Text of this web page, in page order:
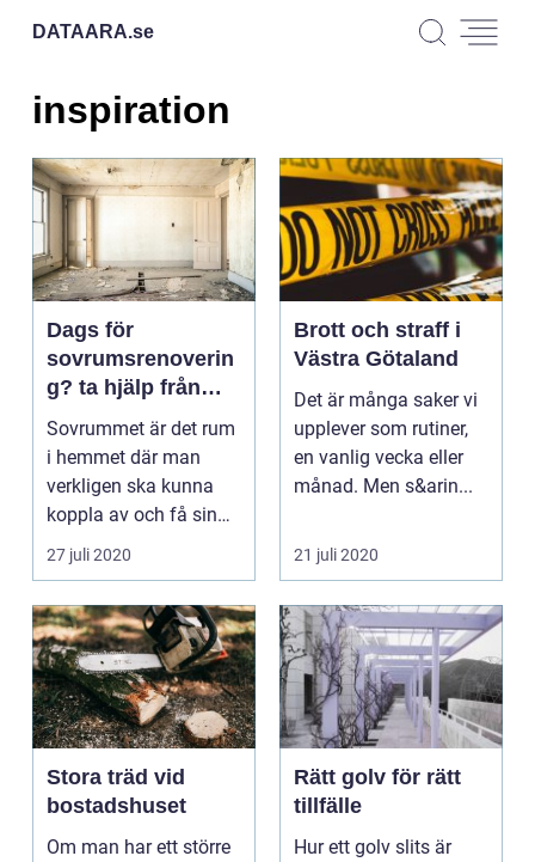
DATAARA.se
inspiration
Dags för
sovrumsrenoverin
g? ta hjälp från
byggföretag
Sovrummet är det rum
i hemmet där man
verkligen ska kunna
koppla av och få sin
v&aum...
27 juli 2020
Brott och straff i
Västra Götaland
Det är många saker vi
upplever som rutiner,
en vanlig vecka eller
månad. Men s&arin...
21 juli 2020
Stora träd vid
bostadshuset
Om man har ett större
Rätt golv för rätt
tillfälle
Hur ett golv slits är